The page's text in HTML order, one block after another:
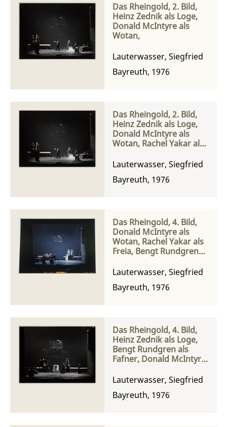
Das Rheingold, 2. Bild,
Heinz Zednik als Loge,
Donald McIntyre als
Wotan,
Lauterwasser, Siegfried
Bayreuth, 1976
Das Rheingold, 2. Bild,
Heinz Zednik als Loge,
Donald McIntyre als
Wotan, Rachel Yakar als
als Fricka
Lauterwasser, Siegfried
Bayreuth, 1976
Das Rheingold, 4. Bild,
Donald McIntyre als
Wotan, Rachel Yakar als
Freia, Bengt Rundgren
Salminen als Fasolt
Lauterwasser, Siegfried
Bayreuth, 1976
Das Rheingold, 4. Bild,
Heinz Zednik als Loge,
Bengt Rundgren als
Fafner, Donald McIntyre
Fasolt
Lauterwasser, Siegfried
Bayreuth, 1976